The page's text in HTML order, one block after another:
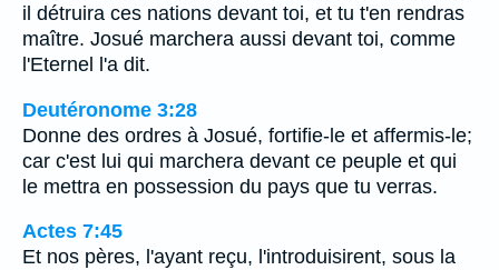
il détruira ces nations devant toi, et tu t'en rendras
maître. Josué marchera aussi devant toi, comme
l'Eternel l'a dit.
Deutéronome 3:28
Donne des ordres à Josué, fortifie-le et affermis-le;
car c'est lui qui marchera devant ce peuple et qui
le mettra en possession du pays que tu verras.
Actes 7:45
Et nos pères, l'ayant reçu, l'introduisirent, sous la